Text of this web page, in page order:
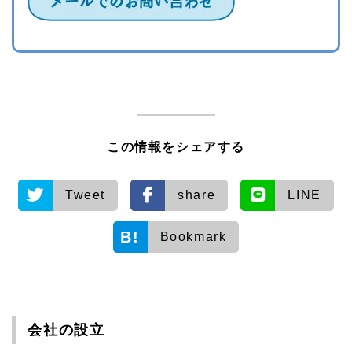
この情報をシェアする
Tweet share LINE
Bookmark
会社の設立